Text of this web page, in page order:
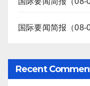
国际要闻简报（08-
Recent